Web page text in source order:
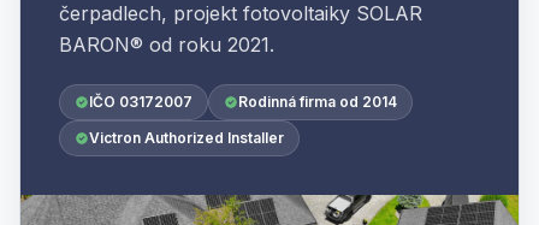
čerpadlech, projekt fotovoltaiky SOLAR
BARON® od roku 2021.
IČO 03172007
Rodinná firma od 2014
Victron Authorized Installer